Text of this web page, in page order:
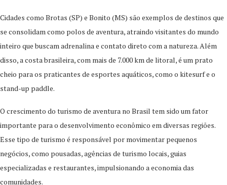
Cidades como Brotas (SP) e Bonito (MS) são exemplos de destinos que
se consolidam como polos de aventura, atraindo visitantes do mundo
inteiro que buscam adrenalina e contato direto com a natureza. Além
disso, a costa brasileira, com mais de 7.000 km de litoral, é um prato
cheio para os praticantes de esportes aquáticos, como o kitesurf e o
stand-up paddle.
O crescimento do turismo de aventura no Brasil tem sido um fator
importante para o desenvolvimento econômico em diversas regiões.
Esse tipo de turismo é responsável por movimentar pequenos
negócios, como pousadas, agências de turismo locais, guias
especializadas e restaurantes, impulsionando a economia das
comunidades.